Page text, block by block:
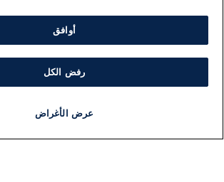
أوافق
رفض الكل
عرض الأغراض